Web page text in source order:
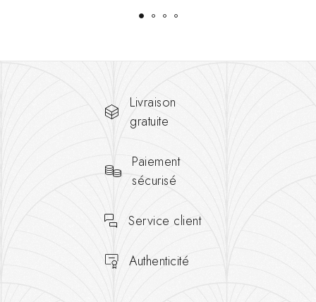
Livraison
gratuite
Paiement
sécurisé
Service client
Authenticité